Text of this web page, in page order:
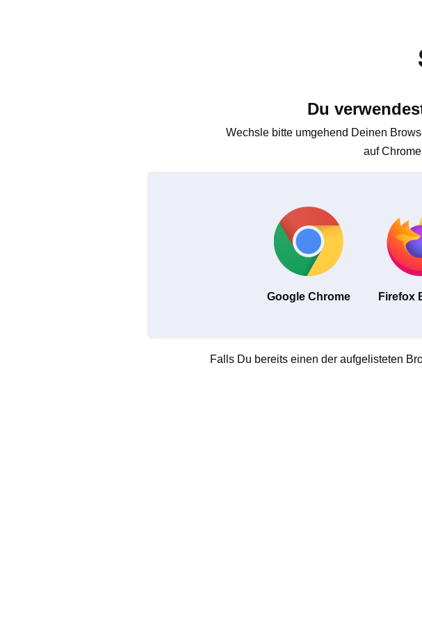
Du
Wechsle bitte umgehend Deinen
auf
Google Chrome Firefox
Falls Du bereits einen der aufgelisteten